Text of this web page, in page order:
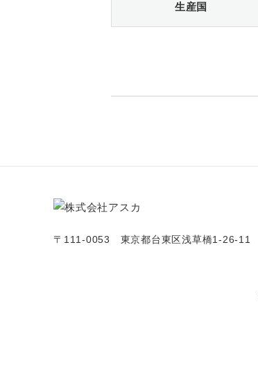
生産国
〒111-0053 東京都台東区浅草橋1-26-11